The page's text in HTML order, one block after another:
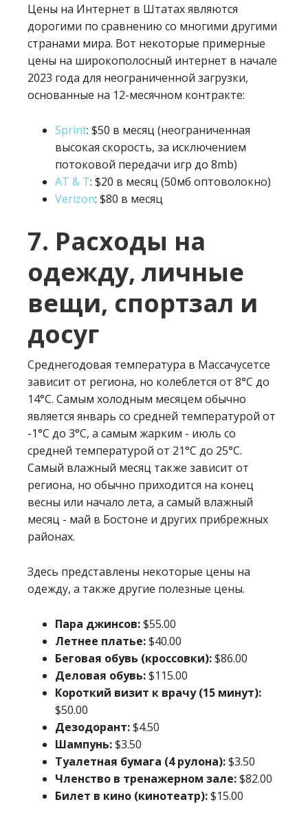
Цены на Интернет в Штатах являются
дорогими по сравнению со многими другими
странами мира. Вот некоторые примерные
цены на широкополосный интернет в начале
2023 года для неограниченной загрузки,
основанные на 12-месячном контракте:
Sprint: $50 в месяц (неограниченная
высокая скорость, за исключением
потоковой передачи игр до 8mb)
AT & T: $20 в месяц (50мб оптоволокно)
Verizon: $80 в месяц
7. Расходы на
одежду, личные
вещи, спортзал и
досуг
Среднегодовая температура в Массачусетсе
зависит от региона, но колеблется от 8°C до
14°C. Самым холодным месяцем обычно
является январь со средней температурой от
-1°C до 3°C, а самым жарким - июль со
средней температурой от 21°C до 25°C.
Самый влажный месяц также зависит от
региона, но обычно приходится на конец
весны или начало лета, а самый влажный
месяц - май в Бостоне и других прибрежных
районах.
Здесь представлены некоторые цены на
одежду, а также другие полезные цены.
Пара джинсов:$55.00
Летнее платье:$40.00
Беговая обувь (кроссовки):$86.00
Деловая обувь:$115.00
Короткий визит к врачу (15 минут):
$50.00
Дезодорант:$4.50
Шампунь:$3.50
Туалетная бумага (4 рулона):$3.50
Членство в тренажерном зале:$82.00
Билет в кино (кинотеатр):$15.00